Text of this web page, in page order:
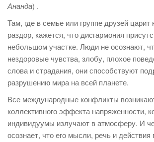
Ананда) .
Там, где в семье или группе друзей царит
раздор, кажется, что дисгармония
небольшом участке. Люди не осознают,
нездоровые чувства, злобу, плохое
слова и страдания, они способствуют
разрушению мира на всей планете.
Все международные конфликты
коллективного эффекта напряженности,
индивидуумы излучают в атмосферу. И
осознает, что его мысли, речь и действия